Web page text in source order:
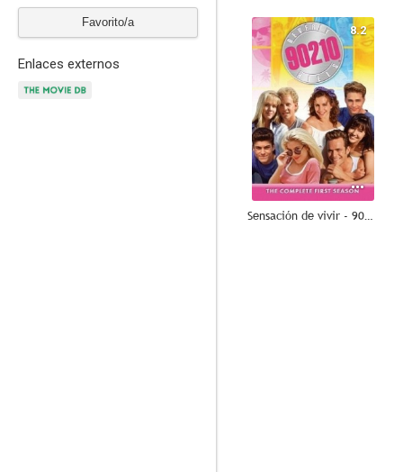
Favorito/a
Enlaces externos
8.2
Sensación de vivir - 90210